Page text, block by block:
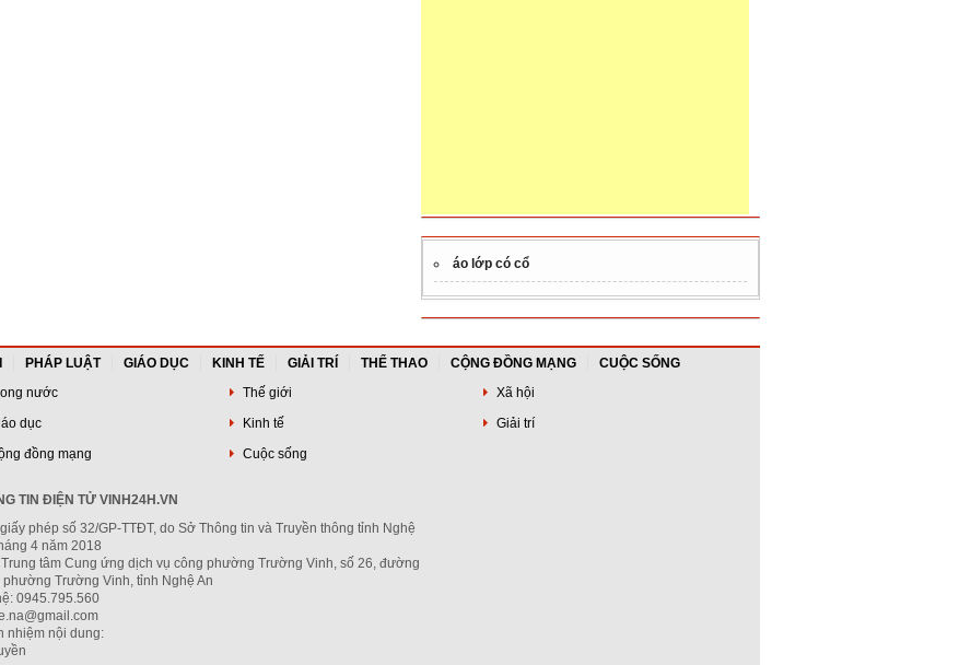
áo lớp có cổ
PHÁP LUẬT GIÁO DỤC KINH TẾ GIẢI TRÍ THỂ THAO CỘNG ĐỒNG MẠNG
CUỘC SỐNG
nước Thế giới
Xã hội
dục Kinh tế
Giải trí
đồng mạng Cuộc sống
TIN ĐIỆN TỬ VINH24H.VN
phép số 32/GP-TTĐT, do Sở Thông tin và Truyền thông tỉnh Nghệ
4 năm 2018
tâm Cung ứng dịch vụ công phường Trường Vinh, số 26, đường
phường Trường Vinh, tỉnh Nghệ An
0945.795.560
nhiệm nội dung: